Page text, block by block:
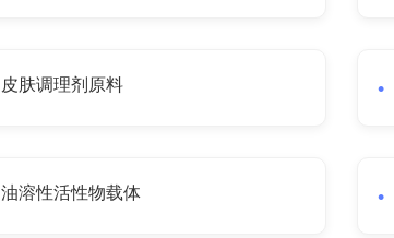
皮肤调理剂原料
油溶性活性物载体